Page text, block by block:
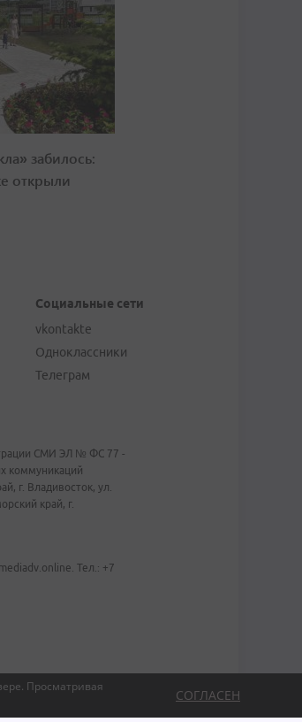
Просматривая
СОГЛАСЕН
забилось:
открыли
Социальные сети
vkontakte
Одноклассники
Телеграм
СМИ ЭЛ № ФС 77 -
коммуникаций
г. Владивосток, ул.
край, г.
Тел.: +7